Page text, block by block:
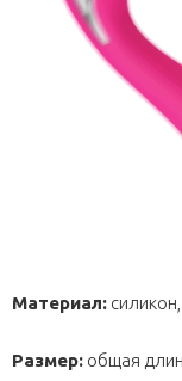
Материал:
Размер: общая